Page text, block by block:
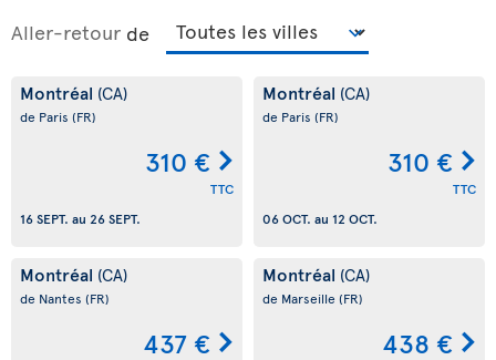
Aller-retour de
Montréal (CA)
de Paris (FR)
310 €
TTC
16 SEPT. au 26 SEPT.
Montréal (CA)
de Paris (FR)
310 €
TTC
06 OCT. au 12 OCT.
Montréal (CA)
de Nantes (FR)
437 €
Montréal (CA)
de Marseille (FR)
438 €